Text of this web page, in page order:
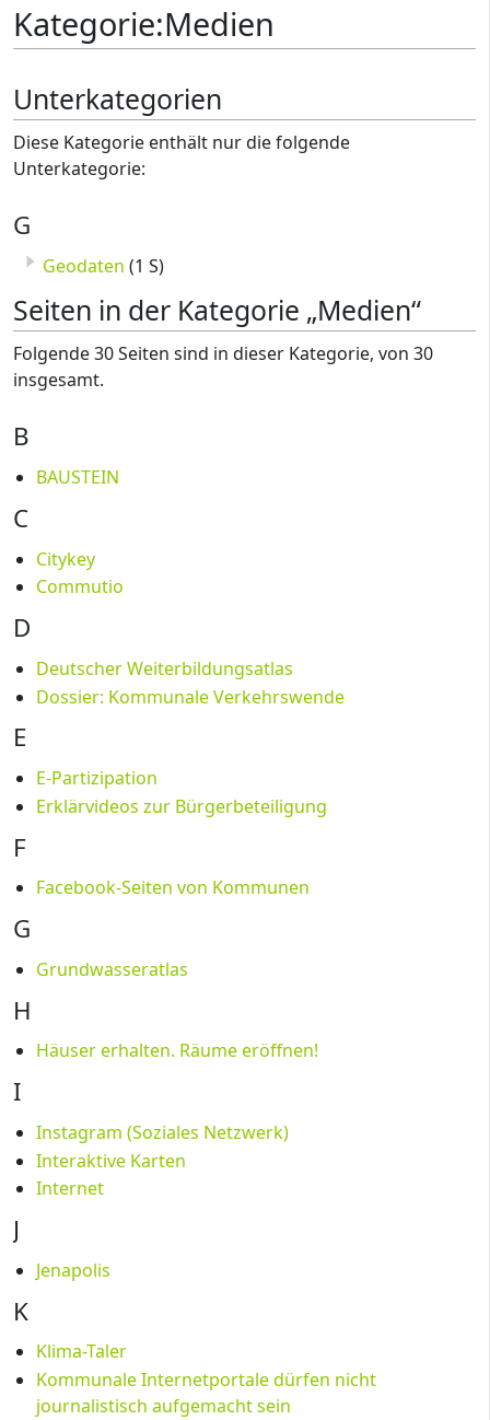
Kategorie:Medien
Unterkategorien
Diese Kategorie enthält nur die folgende
Unterkategorie:
G
Geodaten (1 S)
Seiten in der Kategorie „Medien“
Folgende 30 Seiten sind in dieser Kategorie, von 30
insgesamt.
B
BAUSTEIN
C
Citykey
Commutio
D
Deutscher Weiterbildungsatlas
Dossier: Kommunale Verkehrswende
E
E-Partizipation
Erklärvideos zur Bürgerbeteiligung
F
Facebook-Seiten von Kommunen
G
Grundwasseratlas
H
Häuser erhalten. Räume eröffnen!
I
Instagram (Soziales Netzwerk)
Interaktive Karten
Internet
J
Jenapolis
K
Klima-Taler
Kommunale Internetportale dürfen nicht
journalistisch aufgemacht sein